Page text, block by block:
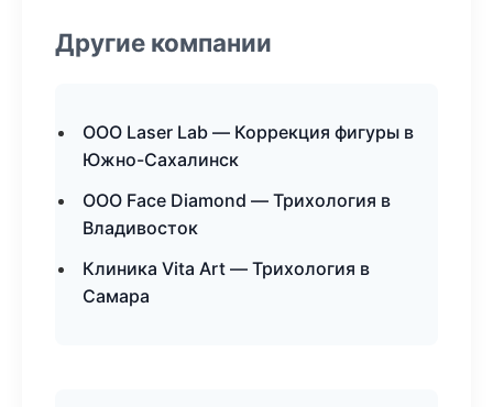
Другие компании
ООО Laser Lab — Коррекция фигуры в
Южно-Сахалинск
ООО Face Diamond — Трихология в
Владивосток
Клиника Vita Art — Трихология в
Самара